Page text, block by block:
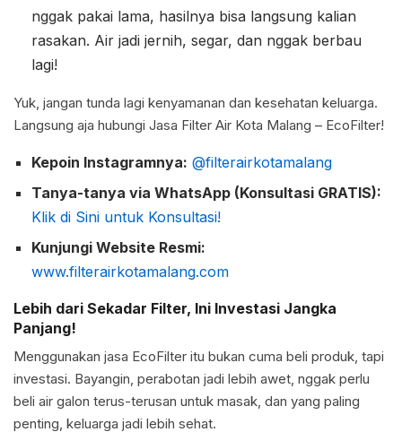
nggak pakai lama, hasilnya bisa langsung kalian
rasakan. Air jadi jernih, segar, dan nggak berbau
lagi!
Yuk, jangan tunda lagi kenyamanan dan kesehatan keluarga.
Langsung aja hubungi Jasa Filter Air Kota Malang – EcoFilter!
Kepoin Instagramnya: @filterairkotamalang
Tanya-tanya via WhatsApp (Konsultasi GRATIS):
Klik di Sini untuk Konsultasi!
Kunjungi Website Resmi:
www.filterairkotamalang.com
Lebih dari Sekadar Filter, Ini Investasi Jangka
Panjang!
Menggunakan jasa EcoFilter itu bukan cuma beli produk, tapi
investasi. Bayangin, perabotan jadi lebih awet, nggak perlu
beli air galon terus-terusan untuk masak, dan yang paling
penting, keluarga jadi lebih sehat.